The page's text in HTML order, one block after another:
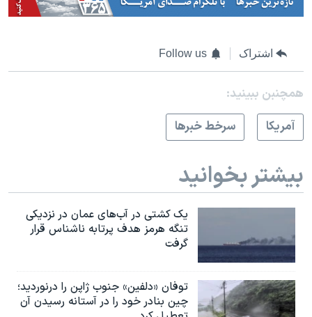
اشتراک Follow us
همچنبن ببینید:
آمريکا
سرخط خبرها
بیشتر بخوانید
یک کشتی در آب‌های عمان در نزدیکی
تنگه هرمز هدف پرتابه ناشناس قرار
گرفت
توفان «دلفین» جنوب ژاپن را درنوردید؛
چین بنادر خود را در آستانه رسیدن آن